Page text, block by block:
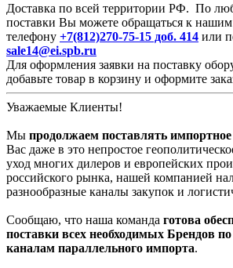
Доставка по всей территории РФ. По
поставки Вы можете обращаться к
телефону +7(812)270-75-15 доб. 414 или
sale14@ei.spb.ru
Для оформления заявки на поставку
добавьте товар в корзину и оформите
Уважаемые Клиенты!
Мы продолжаем поставлять импортное
Вас даже в это непростое
уход многих дилеров и европейских
российского рынка, нашей компанией
разнообразные каналы закупок и
Сообщаю, что наша команда готова
поставки всех необходимых Брендов
каналам параллельного импорта.